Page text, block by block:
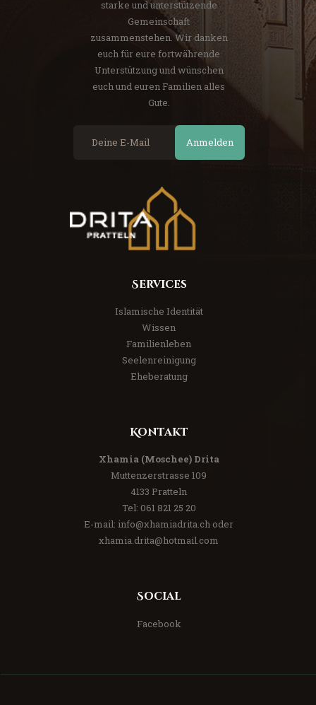
starke und unterstützende
Gemeinschaft
zusammenstehen. Wir danken
euch für eure fortwährende
Unterstützung und wünschen
euch und euren Familien alles
Gute.
Anmelden
Services
Islamische Identität
Wissen
Familienleben
Seelenreinigung
Eheberatung
Kontakt
Xhamia (Moschee) Drita
Muttenzerstrasse 109
4133 Pratteln
Tel: 061 821 25 20
E-mail: info@xhamiadrita.ch oder
xhamia.drita@hotmail.com
Social
Facebook